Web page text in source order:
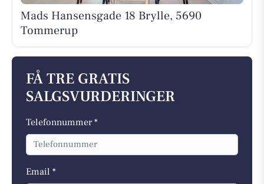
Mads Hansensgade 18 Brylle, 5690
Tommerup
FÅ TRE GRATIS
SALGSVURDERINGER
Telefonnummer *
Email *